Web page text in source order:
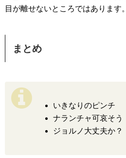
目が離せないところではあります。
まとめ
いきなりのピンチ
ナランチャ可哀そう
ジョルノ大丈夫か？